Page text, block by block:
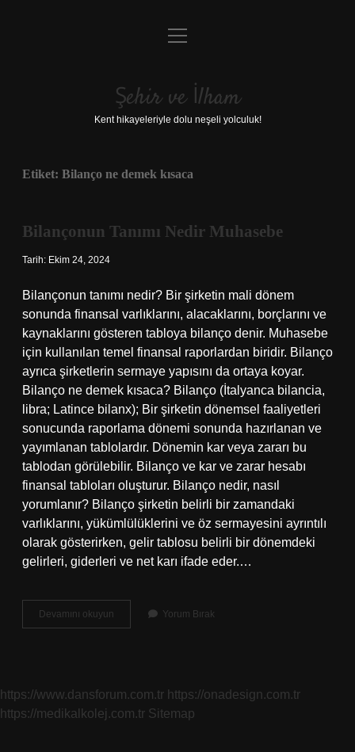
Anasayfa
Yasal Uyarı
menüyü
Şehir ve İlham
Kent hikayeleriyle dolu neşeli yolculuk!
Etiket: Bilanço ne demek kısaca
Bilançonun Tanımı Nedir Muhasebe
Tarih: Ekim 24, 2024
Bilançonun tanımı nedir? Bir şirketin mali dönem
sonunda finansal varlıklarını, alacaklarını, borçlarını ve
kaynaklarını gösteren tabloya bilanço denir. Muhasebe
için kullanılan temel finansal raporlardan biridir. Bilanço
ayrıca şirketlerin sermaye yapısını da ortaya koyar.
Bilanço ne demek kısaca? Bilanço (İtalyanca bilancia,
libra; Latince bilanx); Bir şirketin dönemsel faaliyetleri
sonucunda raporlama dönemi sonunda hazırlanan ve
yayımlanan tablolardır. Dönemin kar veya zararı bu
tablodan görülebilir. Bilanço ve kar ve zarar hesabı
finansal tabloları oluşturur. Bilanço nedir, nasıl
yorumlanır? Bilanço şirketin belirli bir zamandaki
varlıklarını, yükümlülüklerini ve öz sermayesini ayrıntılı
olarak gösterirken, gelir tablosu belirli bir dönemdeki
gelirleri, giderleri ve net karı ifade eder.…
Devamını okuyun Bilançonun
Tanımı
Yorum Bırak
https://www.dansforum.com.tr https://onadesign.com.tr
https://medikalkolej.com.tr Sitemap